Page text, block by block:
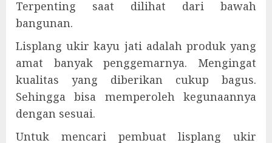
Terpenting saat dilihat dari bawah
bangunan.
Lisplang ukir kayu jati adalah produk yang
amat banyak penggemarnya. Mengingat
kualitas yang diberikan cukup bagus.
Sehingga bisa memperoleh kegunaannya
dengan sesuai.
Untuk mencari pembuat lisplang ukir